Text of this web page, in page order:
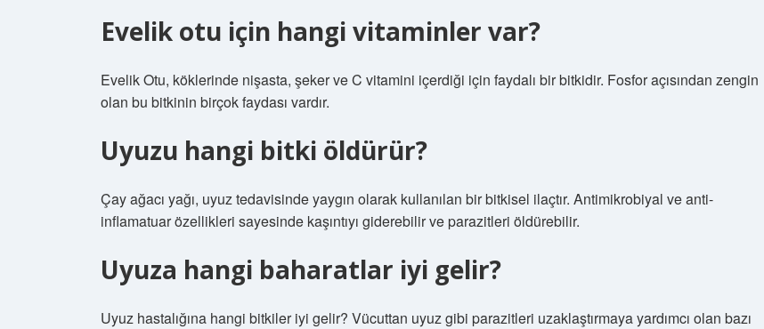
Evelik otu için hangi vitaminler var?
Evelik Otu, köklerinde nişasta, şeker ve C vitamini içerdiği için faydalı bir bitkidir. Fosfor açısından zengin
olan bu bitkinin birçok faydası vardır.
Uyuzu hangi bitki öldürür?
Çay ağacı yağı, uyuz tedavisinde yaygın olarak kullanılan bir bitkisel ilaçtır. Antimikrobiyal ve anti-
inflamatuar özellikleri sayesinde kaşıntıyı giderebilir ve parazitleri öldürebilir.
Uyuza hangi baharatlar iyi gelir?
Uyuz hastalığına hangi bitkiler iyi gelir? Vücuttan uyuz gibi parazitleri uzaklaştırmaya yardımcı olan bazı